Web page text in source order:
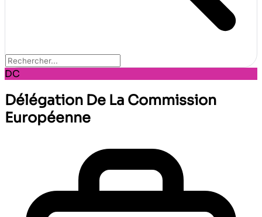
DC
Délégation De La Commission
Européenne